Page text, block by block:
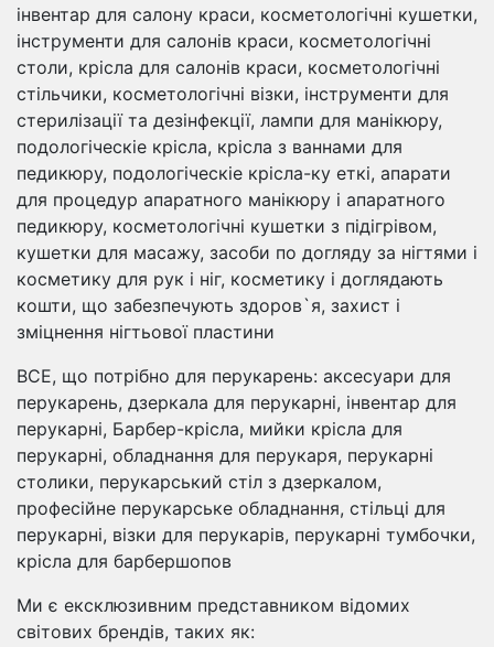
інвентар для салону краси, косметологічні кушетки,
інструменти для салонів краси, косметологічні
столи, крісла для салонів краси, косметологічні
стільчики, косметологічні візки, інструменти для
стерилізації та дезінфекції, лампи для манікюру,
подологіческіе крісла, крісла з ваннами для
педикюру, подологіческіе крісла-ку еткі, апарати
для процедур апаратного манікюру і апаратного
педикюру, косметологічні кушетки з підігрівом,
кушетки для масажу, засоби по догляду за нігтями і
косметику для рук і ніг, косметику і доглядають
кошти, що забезпечують здоров`я, захист і
зміцнення нігтьової пластини
ВСЕ, що потрібно для перукарень: аксесуари для
перукарень, дзеркала для перукарні, інвентар для
перукарні, Барбер-крісла, мийки крісла для
перукарні, обладнання для перукаря, перукарні
столики, перукарський стіл з дзеркалом,
професійне перукарське обладнання, стільці для
перукарні, візки для перукарів, перукарні тумбочки,
крісла для барбершопов
Ми є ексклюзивним представником відомих
світових брендів, таких як: